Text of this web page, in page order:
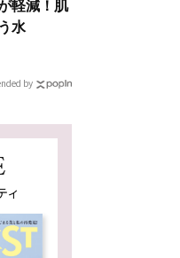
軽減！肌
水
by
ィ